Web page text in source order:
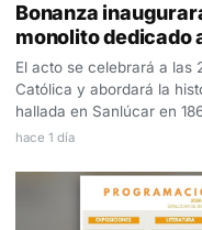
Bonanza
monolito dedicado
El acto se celebrará a las
Católica y abordará la
hallada en Sanlúcar en
hace 1 día